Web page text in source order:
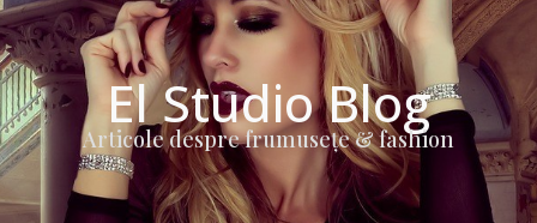
El Studio Blog
Articole despre frumuseţe & fashion